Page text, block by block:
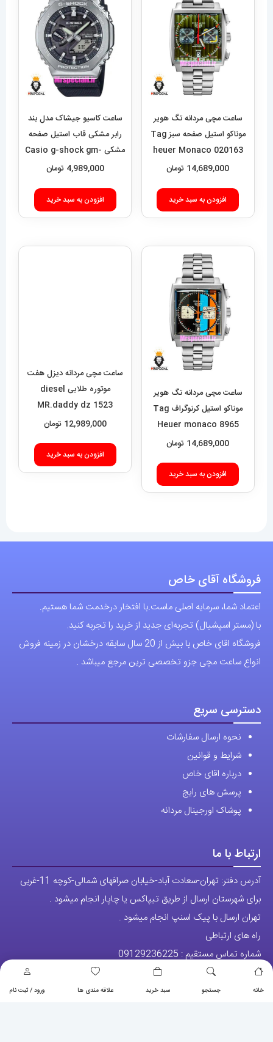
خانه جستجو سبد خرید علاقه مندی ها ورود / ثبت نام
ساعت مچی مردانه تگ هویر
موناکو استیل صفحه سبز Tag
heuer Monaco 020163
14,689,000 تومان
افزودن به سبد خرید
ساعت کاسیو جیشاک مدل بند
رابر مشکی قاب استیل صفحه
مشکی Casio g-shock gm-
2100 021462
4,989,000 تومان
افزودن به سبد خرید
ساعت مچی مردانه تگ هویر
موناکو استیل کرنوگراف Tag
Heuer monaco 8965
14,689,000 تومان
افزودن به سبد خرید
ساعت مچی مردانه دیزل هفت
موتوره طلایی diesel
MR.daddy dz 1523
12,989,000 تومان
افزودن به سبد خرید
فروشگاه آقای خاص
اعتماد شما، سرمایه اصلی ماست.با افتخار درخدمت شما هستیم.
با (مستر اسپشیال) تجربه‌ای جدید از خرید را تجربه کنید.
فروشگاه اقای خاص با بیش از 20 سال سابقه درخشان در زمینه فروش
انواع ساعت مچی جزو تخصصی ترین مرجع میباشد .
دسترسی سریع
نحوه ارسال سفارشات
شرایط و قوانین
درباره اقای خاص
پرسش های رایج
پوشاک اورجینال مردانه
ارتباط با ما
آدرس دفتر: تهران-سعادت آباد-خیابان صرافهای شمالی-کوچه 11-غربی
برای شهرستان ارسال از طریق تیپاکس یا چاپار انجام میشود .
تهران ارسال با پیک اسنپ انجام میشود .
راه های ارتباطی
شماره تماس مستقیم : 09129236225
شماره تماس ثابت:
26746972
تلگرام